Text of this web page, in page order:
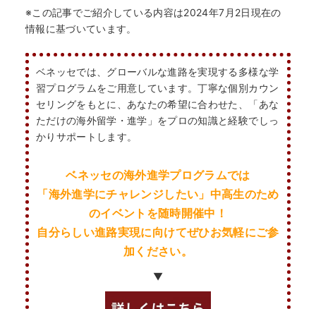
※この記事でご紹介している内容は2024年7月2日現在の
情報に基づいています。
ベネッセでは、グローバルな進路を実現する多様な学
習プログラムをご用意しています。丁寧な個別カウン
セリングをもとに、あなたの希望に合わせた、「あな
ただけの海外留学・進学」をプロの知識と経験でしっ
かりサポートします。
ベネッセの海外進学プログラムでは
「海外進学にチャレンジしたい」 中高生のため
のイベントを随時開催中！
自分らしい進路実現に向けてぜひお気軽にご参
加ください。
▼